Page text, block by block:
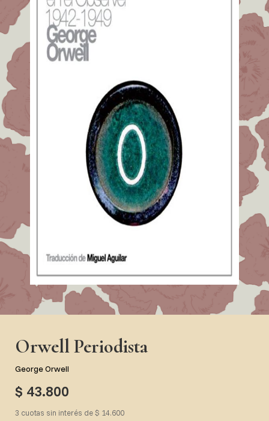
Orwell Periodista
George Orwell
$ 43.800
3 cuotas sin interés de $ 14.600